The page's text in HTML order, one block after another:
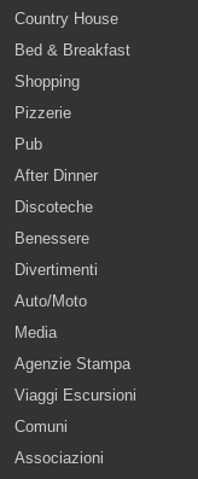
Country House
Bed & Breakfast
Shopping
Pizzerie
Pub
After Dinner
Discoteche
Benessere
Divertimenti
Auto/Moto
Media
Agenzie Stampa
Viaggi Escursioni
Comuni
Associazioni